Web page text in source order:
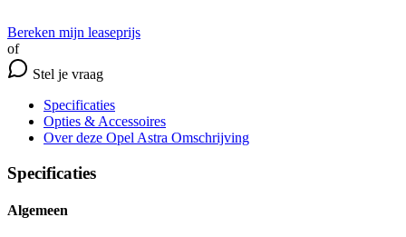
Bereken mijn leaseprijs
of
Stel je vraag
Specificaties
Opties & Accessoires
Over deze Opel Astra Omschrijving
Specificaties
Algemeen